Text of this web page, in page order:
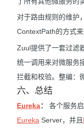
对于路由规则的维护
ContextPath的方式
Zuul提供了一套过滤
统一调用来对微服务
拦截和校验。整编：
六、总结
Eureka： 各个服务启
Eureka Server，并且